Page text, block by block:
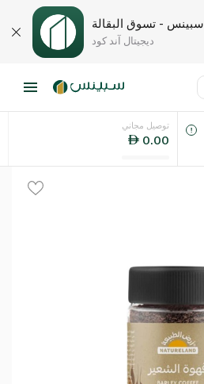
سبينس - تسوق البقالة
ديجيتال آند كود
اللغةتوصيل مجاني
0.00